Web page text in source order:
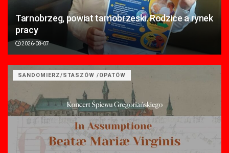
Tarnobrzeg, powiat tarnobrzeski. Rodzice a rynek
pracy
2026-08-07
SANDOMIERZ/STASZÓW /OPATÓW